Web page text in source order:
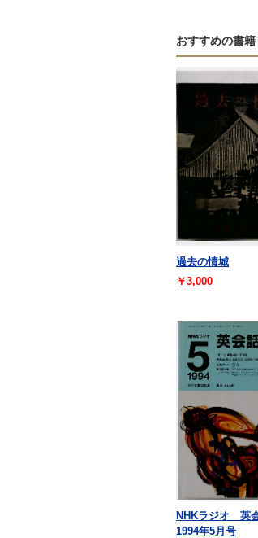
おすすめの書籍
過去の情城
￥3,000
NHKラジオ 英
1994年5月号